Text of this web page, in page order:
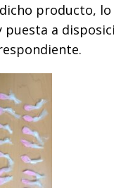
producto, lo
puesta a